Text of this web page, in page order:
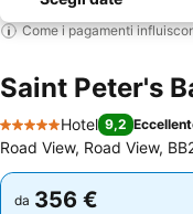
Come i pagamenti
Saint Peter's
5 Stelle
Hotel 9,2
Road View, Road View,
da 356 €
da 356 €